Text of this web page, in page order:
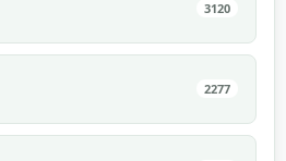
3120
2277